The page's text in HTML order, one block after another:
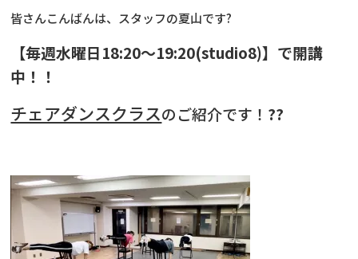
皆さんこんばんは、スタッフの夏山です?
【毎週水曜日18:20〜19:20(studio8)】で開講
中！！
チェアダンスクラスのご紹介です！ ??